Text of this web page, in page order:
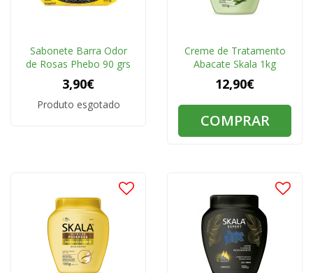
Sabonete Barra Odor
de Rosas Phebo 90 grs
3,90€
Produto esgotado
Creme de Tratamento
Abacate Skala 1kg
12,90€
COMPRAR